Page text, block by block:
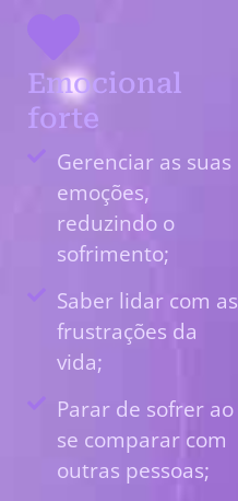
Emocional
forte
Gerenciar as suas
emoções,
reduzindo o
sofrimento;
Saber lidar com as
frustrações da
vida;
Parar de sofrer ao
se comparar com
outras pessoas;